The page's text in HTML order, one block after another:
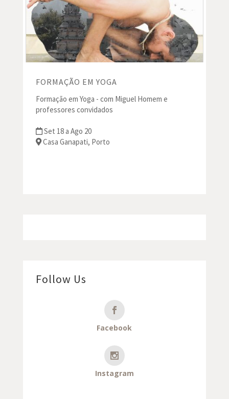
FORMAÇÃO EM YOGA
Formação em Yoga - com Miguel Homem e
professores convidados
Set 18 a Ago 20
Casa Ganapati, Porto
Follow Us
Facebook
Instagram